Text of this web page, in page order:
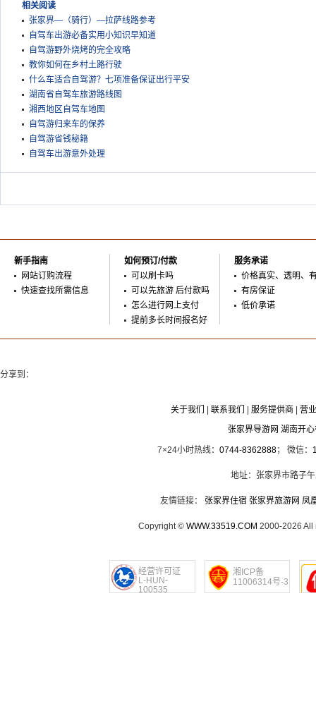
相关阅读
张家界—（骑行）—拉萨线路参考
自驾车出游必备实用小知识早知道
自驾游野外烧烤的完全攻略
教你如何在乡村土路行驶
什么车适合自驾游？七项准备保证出行平安
湖南省自驾车旅游路线图
湘西地区自驾车地图
自驾游归来车的保养
自驾游省钱秘籍
自驾车出游意外处理
新手指南
网站订购流程
快速查找所需信息
如何预订/付款
可以刷卡吗
可以先旅游 后付款吗
怎么进行网上支付
提前多长时间报名好
服务承诺
价格真实、透明、
有房保证
低价承诺
分享到：
关于我们 联系我们 服务提供商
营
张家界导游网 湖南开
7×24小时热线： 0744-8362888； 微信：
地址：张家界市路子
友情链接： 张家界住宿 张家界旅游网 凤
Copyright © WWW.33519.COM 2000-2026 All
经营许可证
L-HUN-
100535
湘ICP备
11006314号-3